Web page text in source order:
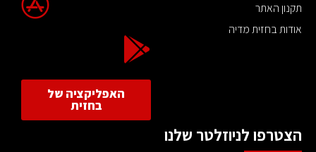
תקנון האתר
אודות בחזית מדיה
האפליקציה של
בחזית
הצטרפו לניוזלטר שלנו